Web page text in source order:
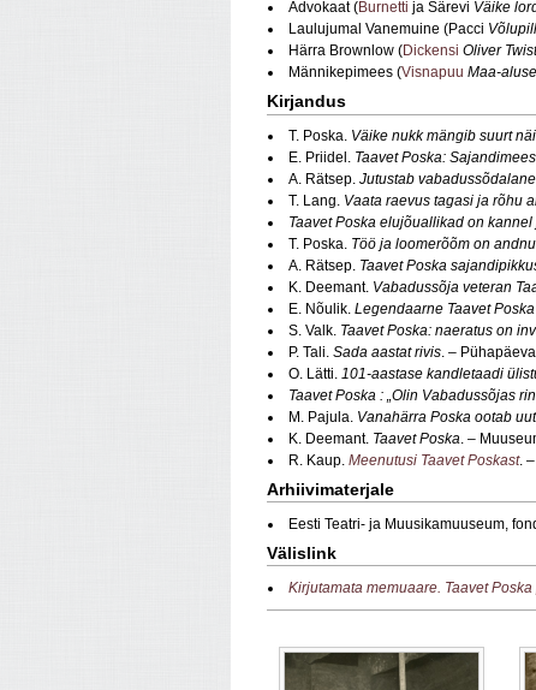
Advokaat (Burnetti ja Särevi Väike
Laulujumal Vanemuine (Pacci Võlupill
Härra Brownlow (Dickensi Oliver Twist
Männikepimees (Visnapuu
Kirjandus
T. Poska. Väike nukk mängib suurt
E. Priidel. Taavet Poska: Sajandimees
A. Rätsep. Jutustab
T. Lang. Vaata raevus tagasi ja rõhu
Taavet Poska elujõuallikad on
T. Poska. Töö ja loomerõõm on
A. Rätsep. Taavet Poska
K. Deemant. Vabadussõja veteran
E. Nõulik. Legendaarne Taavet
S. Valk. Taavet Poska: naeratus on
P. Tali. Sada aastat rivis. –
O. Lätti. 101-aastase kandletaadi
Taavet Poska : „Olin Vabadussõjas
M. Pajula. Vanahärra Poska ootab
K. Deemant. Taavet Poska. –
R. Kaup. Meenutusi Taavet Poskast.
Arhiivimaterjale
Eesti Teatri- ja Muusikamuuseum,
Välislink
Kirjutamata memuaare. Taavet